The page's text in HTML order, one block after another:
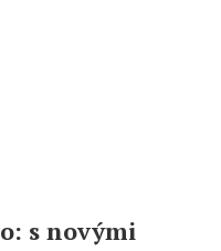
s novými